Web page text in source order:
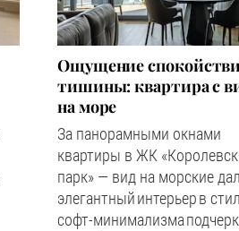
Ощущение
тишины: квартира с
на море
За панорамными окнами
квартиры в ЖК
парк» — вид на морские
элегантный интерьер в
софт-минимализма